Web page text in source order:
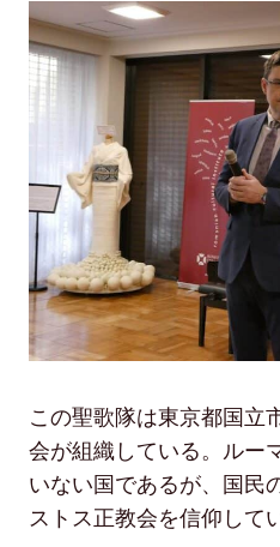
この聖歌隊は東京都国立
会が組織している。ルー
いない国であるが、国民
ストス正教会を信仰して